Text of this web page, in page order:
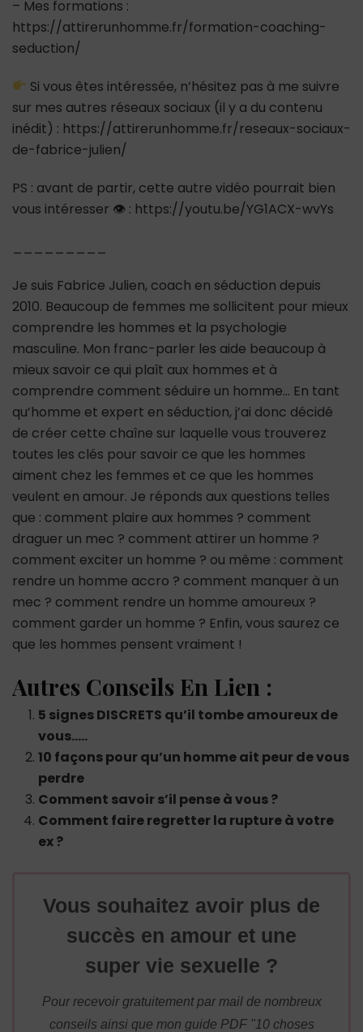
– Mes formations :
https://attirerunhomme.fr/formation-coaching-
seduction/
Si vous êtes intéressée, n’hésitez pas à me suivre
sur mes autres réseaux sociaux (il y a du contenu
inédit) : https://attirerunhomme.fr/reseaux-sociaux-
de-fabrice-julien/
PS : avant de partir, cette autre vidéo pourrait bien
vous intéresser 👁 : https://youtu.be/YG1ACX-wvYs
Je suis Fabrice Julien, coach en séduction depuis
2010. Beaucoup de femmes me sollicitent pour mieux
comprendre les hommes et la psychologie
masculine. Mon franc-parler les aide beaucoup à
mieux savoir ce qui plaît aux hommes et à
comprendre comment séduire un homme… En tant
qu’homme et expert en séduction, j’ai donc décidé
de créer cette chaîne sur laquelle vous trouverez
toutes les clés pour savoir ce que les hommes
aiment chez les femmes et ce que les hommes
veulent en amour. Je réponds aux questions telles
que : comment plaire aux hommes ? comment
draguer un mec ? comment attirer un homme ?
comment exciter un homme ? ou même : comment
rendre un homme accro ? comment manquer à un
mec ? comment rendre un homme amoureux ?
comment garder un homme ? Enfin, vous saurez ce
que les hommes pensent vraiment !
Autres Conseils En Lien :
5 signes DISCRETS qu’il tombe amoureux de
vous…..
10 façons pour qu’un homme ait peur de vous
perdre
Comment savoir s’il pense à vous ?
Comment faire regretter la rupture à votre
ex ?
Vous souhaitez avoir plus de
succès en amour et une
super vie sexuelle ?
Pour recevoir gratuitement par mail de nombreux
conseils ainsi que mon guide PDF "10 choses